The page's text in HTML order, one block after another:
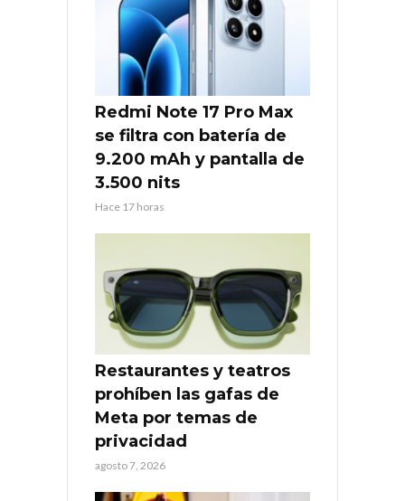
Redmi Note 17 Pro Max
se filtra con batería de
9.200 mAh y pantalla de
3.500 nits
Hace 17 horas
Restaurantes y teatros
prohíben las gafas de
Meta por temas de
privacidad
agosto 7, 2026